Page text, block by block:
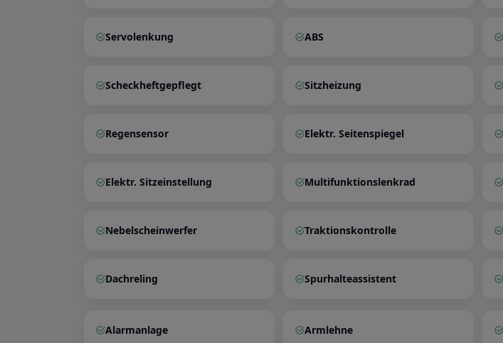
Servolenkung ABS
Scheckheftgepflegt Sitzheizung
Regensensor Elektr. Seitenspiegel
Elektr. Sitzeinstellung Multifunktionslenkrad
Nebelscheinwerfer Traktionskontrolle
Dachreling Spurhalteassistent
Alarmanlage Armlehne